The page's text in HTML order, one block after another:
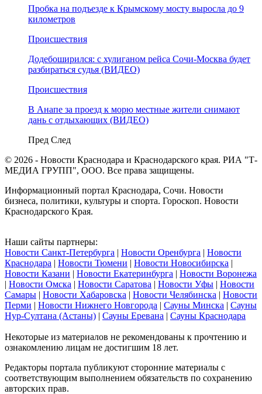
Пробка на подъезде к Крымскому мосту выросла до 9
километров
Происшествия
Додебоширился: с хулиганом рейса Сочи-Москва будет
разбираться судья (ВИДЕО)
Происшествия
В Анапе за проезд к морю местные жители снимают
дань с отдыхающих (ВИДЕО)
Пред След
© 2026 - Новости Краснодара и Краснодарского края. РИА "Т-
МЕДИА ГРУПП", ООО. Все права защищены.
Информационный портал Краснодара, Сочи. Новости
бизнеса, политики, культуры и спорта. Гороскоп. Новости
Краснодарского Края.
Наши сайты партнеры:
Новости Санкт-Петербурга | Новости Оренбурга | Новости
Краснодара | Новости Тюмени | Новости Новосибирска |
Новости Казани | Новости Екатеринбурга | Новости Воронежа
| Новости Омска | Новости Саратова | Новости Уфы | Новости
Самары | Новости Хабаровска | Новости Челябинска | Новости
Перми | Новости Нижнего Новгорода | Сауны Минска | Сауны
Нур-Султана (Астаны) | Сауны Еревана | Сауны Краснодара
Некоторые из материалов не рекомендованы к прочтению и
ознакомлению лицам не достигшим 18 лет.
Редакторы портала публикуют сторонние материалы с
соответствующим выполнением обязательств по сохранению
авторских прав.